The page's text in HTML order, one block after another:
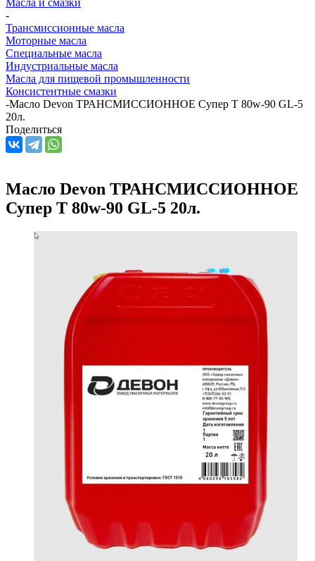
-
Трансмиссионные масла
Моторные масла
Специальные масла
Индустриальные масла
Масла для пищевой промышленности
Консистентные смазки
-Масло Devon ТРАНСМИССИОННОЕ Супер Т 80w-90 GL-5
20л.
Поделиться
Масло Devon ТРАНСМИССИОННОЕ
Супер Т 80w-90 GL-5 20л.